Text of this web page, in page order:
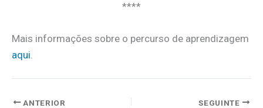
****
Mais informações sobre o percurso de aprendizagem
aqui.
ANTERIOR SEGUINTE